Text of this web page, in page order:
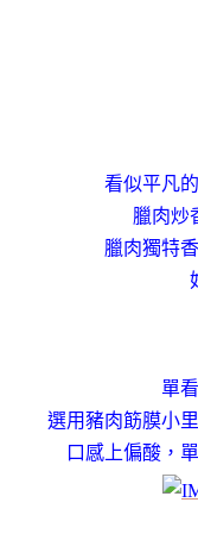
看似平凡
臘肉炒
臘肉獨特
單
選用豬肉筯膜小
口感上偏酸，